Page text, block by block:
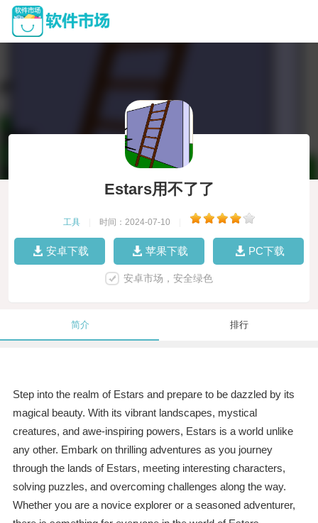
Estars用不了了
工具 时间：2024-07-10
安卓下载 苹果下载 PC下载
安卓市场，安全绿色
简介 排行
Step into the realm of Estars and prepare to be dazzled by its
magical beauty. With its vibrant landscapes, mystical
creatures, and awe-inspiring powers, Estars is a world unlike
any other. Embark on thrilling adventures as you journey
through the lands of Estars, meeting interesting characters,
solving puzzles, and overcoming challenges along the way.
Whether you are a novice explorer or a seasoned adventurer,